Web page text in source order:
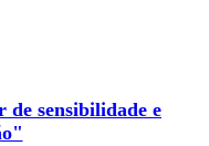
de sensibilidade e